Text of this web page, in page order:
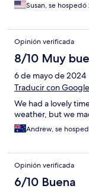
Susan, se hospedó
Opinión verificada
8/10 Muy
6 de mayo de 2024
Traducir con Google
We had a lovely
weather, but we
Andrew, se
Opinión verificada
6/10 Buena